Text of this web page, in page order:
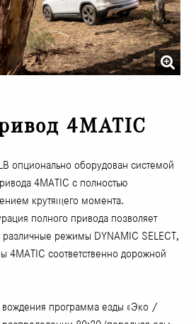
4MATIC
опционально оборудован системой
4MATIC с полностью
крутящего момента.
полного привода позволяет
различные режимы DYNAMIC SELECT,
4MATIC соответственно дорожной
программа езды «Эко /